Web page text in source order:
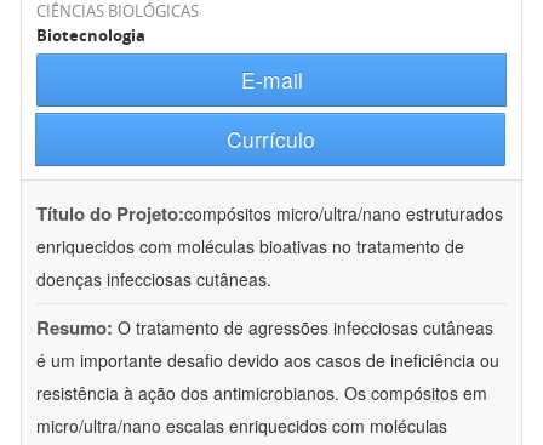
CIÊNCIAS BIOLÓGICAS
Biotecnologia
E-mail
Currículo
Título do Projeto:compósitos micro/ultra/nano estruturados
enriquecidos com moléculas bioativas no tratamento de
doenças infecciosas cutâneas.
Resumo: O tratamento de agressões infecciosas cutâneas
é um importante desafio devido aos casos de ineficiência ou
resistência à ação dos antimicrobianos. Os compósitos em
micro/ultra/nano escalas enriquecidos com moléculas